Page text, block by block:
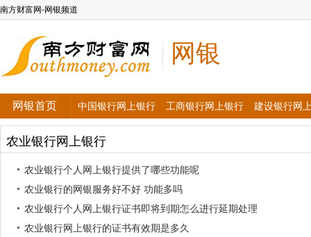
南方财富网-网银频道
网银
网银首页 中国银行网上银行 工商银行网上银行 建设银行网
农业银行网上银行
农业银行个人网上银行提供了哪些功能呢
农业银行的网银服务好不好 功能多吗
农业银行个人网上银行证书即将到期怎么进行延期处理
农业银行网上银行的证书有效期是多久